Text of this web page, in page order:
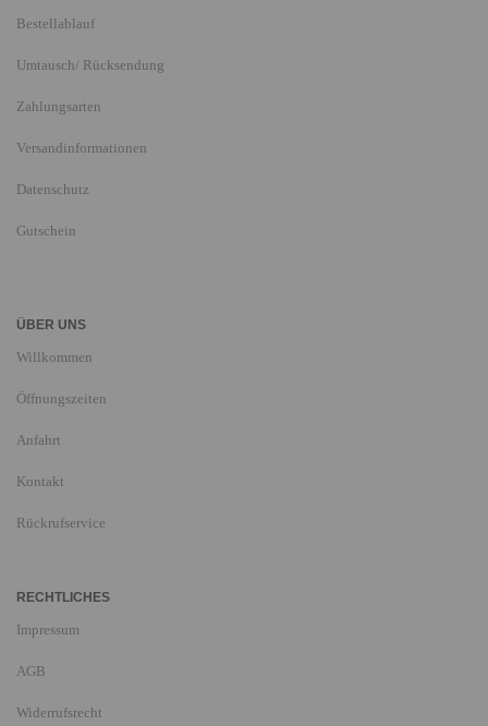
Bestellablauf
Umtausch/ Rücksendung
Zahlungsarten
Versandinformationen
Datenschutz
Gutschein
ÜBER UNS
Willkommen
Öffnungszeiten
Anfahrt
Kontakt
Rückrufservice
RECHTLICHES
Impressum
AGB
Widerrufsrecht